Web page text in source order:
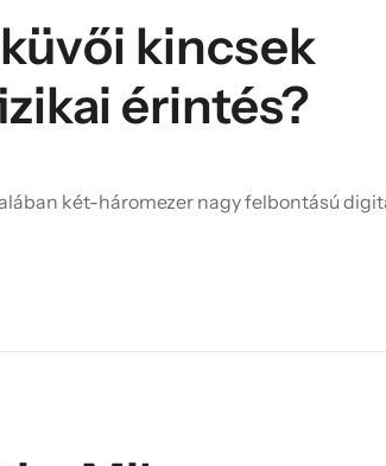
kincsek
érintés?
két-háromezer nagy felbontású